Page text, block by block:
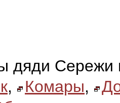
дяди Сережи
, Комары,